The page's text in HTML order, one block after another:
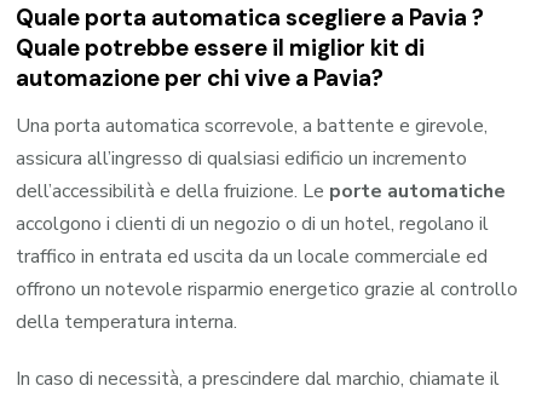
Quale porta automatica scegliere a Pavia ?
Quale potrebbe essere il miglior kit di
automazione per chi vive a Pavia?
Una porta automatica scorrevole, a battente e girevole,
assicura all’ingresso di qualsiasi edificio un incremento
dell’accessibilità e della fruizione. Le porte automatiche
accolgono i clienti di un negozio o di un hotel, regolano il
traffico in entrata ed uscita da un locale commerciale ed
offrono un notevole risparmio energetico grazie al controllo
della temperatura interna.
In caso di necessità, a prescindere dal marchio, chiamate il